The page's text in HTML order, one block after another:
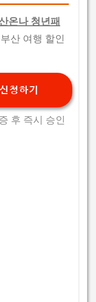
온나 청년패
산 여행 할인
청하기
후 즉시 승인